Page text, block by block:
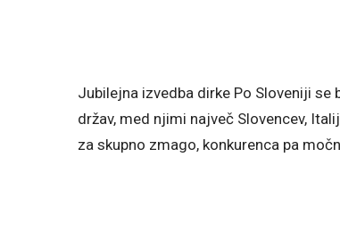
Jubilejna izvedba dirke Po Sloveniji
držav, med njimi največ Slovencev,
za skupno zmago, konkurenca pa